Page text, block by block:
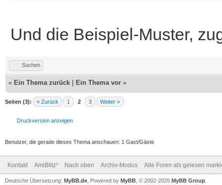
USEPATH pattlist()
DEFTYPE.w
Dim patt.w(16,16)
Und die Beispiel-Muster,
Suchen
« Ein Thema zurück Ein Thema vor »
Seiten (3): « Zurück 1 2 3 Weiter »
Druckversion anzeigen
Benutzer, die gerade dieses Thema anschauen: 1 Gast/Gäste
Kontakt AmiBlitz³ Nach oben Archiv-Modus Alle Foren als gelesen
Deutsche Übersetzung: MyBB.de , Powered by MyBB , © 2002-2026 MyBB Group